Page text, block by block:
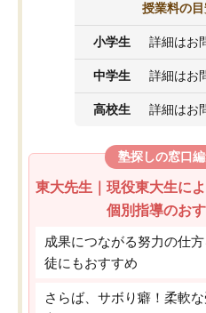
授業料の
小学生 詳細はお
中学生 詳細はお
高校生 詳細はお
塾探しの窓口
東大先生｜現役東大生に
個別指導のお
成果につながる努力の仕
徒にもおすすめ
さらば、サボり癖！柔軟